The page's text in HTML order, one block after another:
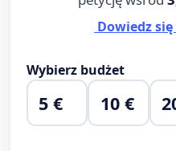
Dowiedz
Wybierz budżet
5 € 10 €